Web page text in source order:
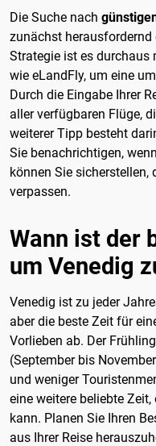
Die Suche nach
zunächst herausfordernd
Strategie ist es durchaus
wie eLandFly, um eine
Durch die Eingabe Ihrer
aller verfügbaren Flüge,
weiterer Tipp besteht
Sie benachrichtigen,
können Sie sicherstellen,
verpassen.
Wann ist der
um Venedig
Venedig ist zu jeder
aber die beste Zeit für
Vorlieben ab. Der
(September bis
und weniger
eine weitere beliebte
kann. Planen Sie Ihren
aus Ihrer Reise